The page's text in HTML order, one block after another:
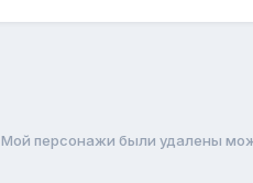
Мой персонажи были удалены